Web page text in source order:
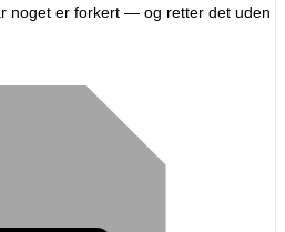
noget er forkert — og retter det uden